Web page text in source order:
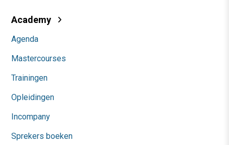
Academy
Agenda
Mastercourses
Trainingen
Opleidingen
Incompany
Sprekers boeken